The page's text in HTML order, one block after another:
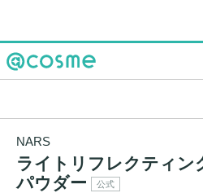
NARS
ライトリフレクティン
パウダー
公式